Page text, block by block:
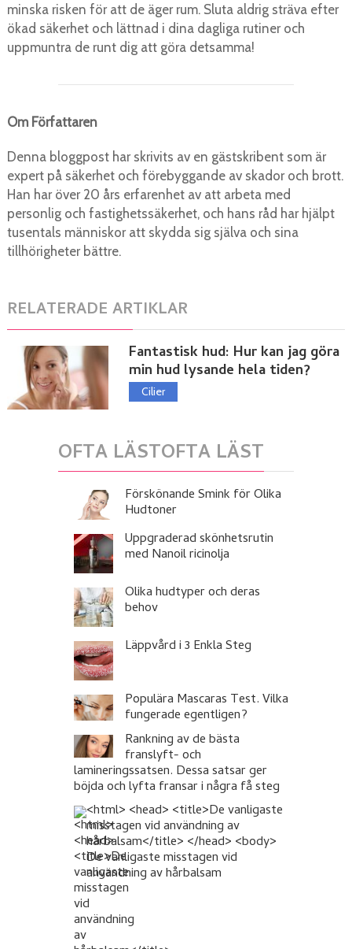
minska risken för att de äger rum. Sluta aldrig sträva efter
ökad säkerhet och lättnad i dina dagliga rutiner och
uppmuntra de runt dig att göra detsamma!
Om Författaren
Denna bloggpost har skrivits av en gästskribent som är
expert på säkerhet och förebyggande av skador och brott.
Han har över 20 års erfarenhet av att arbeta med
personlig och fastighetssäkerhet, och hans råd har hjälpt
tusentals människor att skydda sig själva och sina
tillhörigheter bättre.
RELATERADE ARTIKLAR
Fantastisk hud: Hur kan jag göra
min hud lysande hela tiden?
Cilier
OFTA LÄSTOFTA LÄST
Förskönande Smink för Olika
Hudtoner
Uppgraderad skönhetsrutin
med Nanoil ricinolja
Olika hudtyper och deras
behov
Läppvård i 3 Enkla Steg
Populära Mascaras Test. Vilka
fungerade egentligen?
Rankning av de bästa
franslyft- och
lamineringssatsen. Dessa satsar ger
böjda och lyfta fransar i några få steg
<html> <head> <title>De vanligaste
misstagen vid användning av
hårbalsam</title> </head> <body>
De vanligaste misstagen vid
användning av hårbalsam